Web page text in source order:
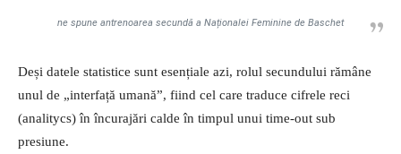
ne spune antrenoarea secundă a Naționalei Feminine de Baschet
Deși datele statistice sunt esențiale azi, rolul secundului rămâne
unul de „interfață umană”, fiind cel care traduce cifrele reci
(analitycs) în încurajări calde în timpul unui time-out sub
presiune.